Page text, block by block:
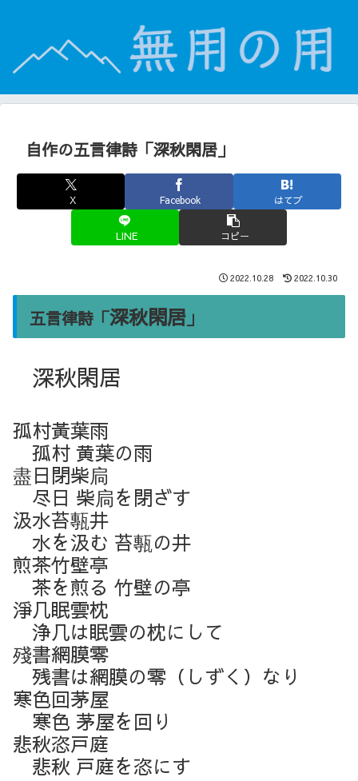
自作の五言律詩「深秋閑居」
X Facebook はてブ
LINE コピー
2022.10.28 2022.10.30
五言律詩「深秋閑居 」
深秋閑居
孤村黃葉雨
孤村 黄葉の雨
盡日閉柴扃
尽日 柴扃を閉ざす
汲水苔甎井
水を汲む 苔甎の井
煎茶竹壁亭
茶を煎る 竹壁の亭
淨几眠雲枕
浄几は眠雲の枕にして
殘書網膜零
残書は網膜の零（しずく）なり
寒色回茅屋
寒色 茅屋を回り
悲秋恣戸庭
悲秋 戸庭を恣にす